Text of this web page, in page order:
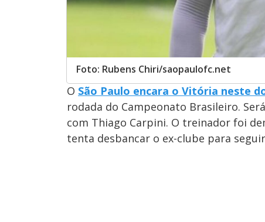
Foto: Rubens Chiri/saopaulofc.net
O São Paulo encara o Vitória neste
rodada do Campeonato Brasileiro.
com Thiago Carpini. O treinador foi
tenta desbancar o ex-clube para